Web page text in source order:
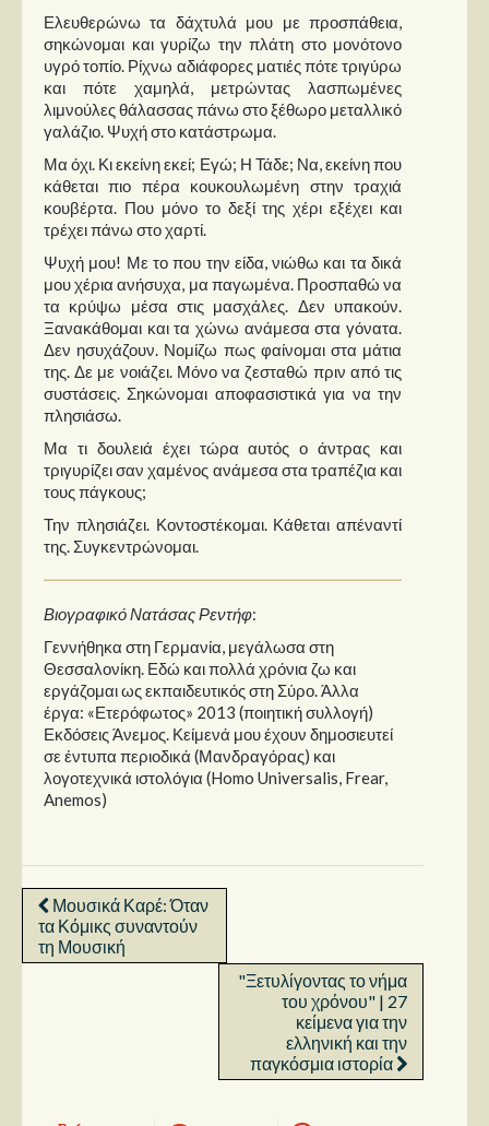
Ελευθερώνω τα δάχτυλά μου με προσπάθεια,
σηκώνομαι και γυρίζω την πλάτη στο μονότονο
υγρό τοπίο. Ρίχνω αδιάφορες ματιές πότε τριγύρω
και πότε χαμηλά, μετρώντας λασπωμένες
λιμνούλες θάλασσας πάνω στο ξέθωρο μεταλλικό
γαλάζιο. Ψυχή στο κατάστρωμα.
Μα όχι. Κι εκείνη εκεί; Εγώ; Η Τάδε; Να, εκείνη που
κάθεται πιο πέρα κουκουλωμένη στην τραχιά
κουβέρτα. Που μόνο το δεξί της χέρι εξέχει και
τρέχει πάνω στο χαρτί.
Ψυχή μου! Με το που την είδα, νιώθω και τα δικά
μου χέρια ανήσυχα, μα παγωμένα. Προσπαθώ να
τα κρύψω μέσα στις μασχάλες. Δεν υπακούν.
Ξανακάθομαι και τα χώνω ανάμεσα στα γόνατα.
Δεν ησυχάζουν. Νομίζω πως φαίνομαι στα μάτια
της. Δε με νοιάζει. Μόνο να ζεσταθώ πριν από τις
συστάσεις. Σηκώνομαι αποφασιστικά για να την
πλησιάσω.
Μα τι δουλειά έχει τώρα αυτός ο άντρας και
τριγυρίζει σαν χαμένος ανάμεσα στα τραπέζια και
τους πάγκους;
Την πλησιάζει. Κοντοστέκομαι. Κάθεται απέναντί
της. Συγκεντρώνομαι.
Βιογραφικό Νατάσας Ρεντήφ:
Γεννήθηκα στη Γερμανία, μεγάλωσα στη
Θεσσαλονίκη. Εδώ και πολλά χρόνια ζω και
εργάζομαι ως εκπαιδευτικός στη Σύρο. Άλλα
έργα: «Ετερόφωτος» 2013 (ποιητική συλλογή)
Εκδόσεις Άνεμος. Κείμενά μου έχουν δημοσιευτεί
σε έντυπα περιοδικά (Μανδραγόρας) και
λογοτεχνικά ιστολόγια (Homo Universalis, Frear,
Anemos)
Μουσικά Καρέ: Όταν
τα Κόμικς συναντούν
τη Μουσική
"Ξετυλίγοντας το νήμα
του χρόνου" | 27
κείμενα για την
ελληνική και την
παγκόσμια ιστορία